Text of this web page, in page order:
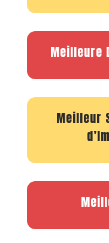
Meilleure
Meilleur